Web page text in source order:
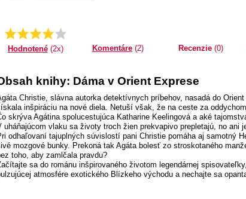
Priemer:
4.5
Hodnotené(2x) Komentáre (2) Recenzie(0)
knihy: Dáma v Orient Exprese
Christie, slávna autorka detektívnych príbehov, nasadá do
inšpiráciu na nové diela. Netuší však, že na ceste za
skrýva Agátina spolucestujúca Katharine Keelingová a aké
uháňajúcom vlaku sa životy troch žien prekvapivo prepletajú, no ani
odhaľovaní tajuplných súvislostí pani Christie pomáha aj samotný
mozgové bunky. Prekoná tak Agáta bolesť zo stroskotaného
toho, aby zamlčala pravdu?
sa do románu inšpirovaného životom legendárnej
atmosfére exotického Blízkeho východu a nechajte sa